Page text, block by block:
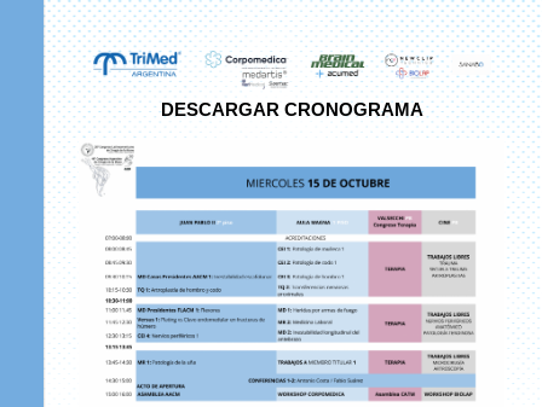
DESCARGAR CRONOGRAMA